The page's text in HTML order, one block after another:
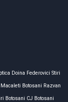
Doina Federovici Stiri
Botosani Razvan
Botosani CJ Botosani